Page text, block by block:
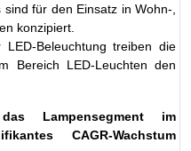
für den Einsatz in Wohn-,
konzipiert.
Beleuchtung treiben die
Bereich LED-Leuchten den
Lampensegment im
CAGR-Wachstum